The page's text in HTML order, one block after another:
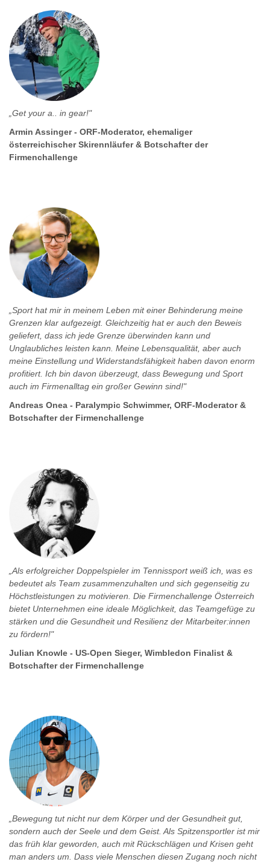
„Get your a.. in gear!"
Armin Assinger - ORF-Moderator, ehemaliger
österreichischer Skirennläufer & Botschafter der
Firmenchallenge
„Sport hat mir in meinem Leben mit einer Behinderung meine
Grenzen klar aufgezeigt. Gleichzeitig hat er auch den Beweis
geliefert, dass ich jede Grenze überwinden kann und
Unglaubliches leisten kann. Meine Lebensqualität, aber auch
meine Einstellung und Widerstandsfähigkeit haben davon enorm
profitiert. Ich bin davon überzeugt, dass Bewegung und Sport
auch im Firmenalltag ein großer Gewinn sind!"
Andreas Onea - Paralympic Schwimmer, ORF-Moderator &
Botschafter der Firmenchallenge
„Als erfolgreicher Doppelspieler im Tennissport weiß ich, was es
bedeutet als Team zusammenzuhalten und sich gegenseitig zu
Höchstleistungen zu motivieren. Die Firmenchallenge Österreich
bietet Unternehmen eine ideale Möglichkeit, das Teamgefüge zu
stärken und die Gesundheit und Resilienz der Mitarbeiter:innen
zu fördern!"
Julian Knowle - US-Open Sieger, Wimbledon Finalist &
Botschafter der Firmenchallenge
„Bewegung tut nicht nur dem Körper und der Gesundheit gut,
sondern auch der Seele und dem Geist. Als Spitzensportler ist mir
das früh klar geworden, auch mit Rückschlägen und Krisen geht
man anders um. Dass viele Menschen diesen Zugang noch nicht